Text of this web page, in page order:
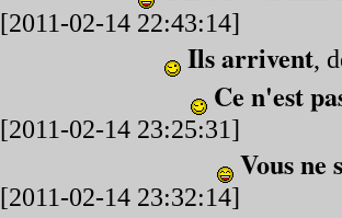
[2011-02-14 22:43:14]
Ils arrivent,
Ce n'est
[2011-02-14 23:25:31]
Vous ne
[2011-02-14 23:32:14]